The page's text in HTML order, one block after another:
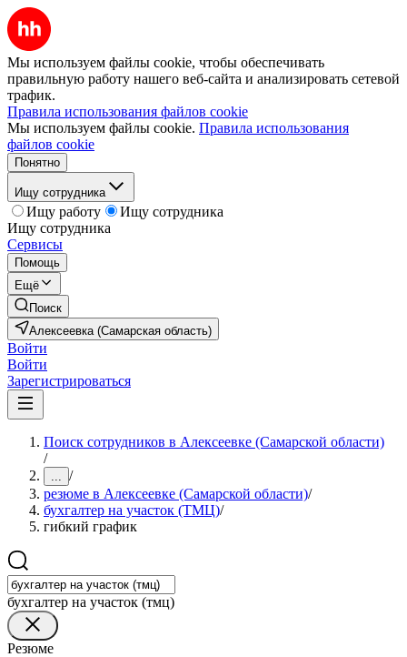
Мы используем файлы cookie, чтобы обеспечивать
правильную работу нашего веб-сайта и анализировать сетевой
трафик.
Правила использования файлов cookie
Мы используем файлы cookie. Правила использования
файлов cookie
Понятно
Ищу сотрудника
Ищу работу
Ищу сотрудника
Ищу сотрудника
Сервисы
Помощь
Ещё
Поиск
Алексеевка (Самарская область)
Войти
Войти
Зарегистрироваться
Поиск сотрудников в Алексеевке (Самарской области)
/
... /
резюме в Алексеевке (Самарской области)/
бухгалтер на участок (ТМЦ)/
гибкий график
бухгалтер на участок (тмц)
Резюме